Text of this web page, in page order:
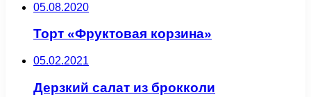
05.08.2020
Торт «Фруктовая корзина»
05.02.2021
Дерзкий салат из брокколи